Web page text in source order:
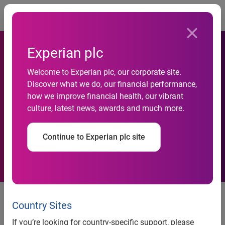
Experian plc
Welcome to Experian plc, our corporate site.
Discover what we do, our financial performance,
how we improve financial health, our vibrant
culture, latest news, awards and much more.
Continue to Experian plc site
Country Sites
If you’re looking for country-specific support, please
Los Centros Comerciales,
También De Vacaciones
Los Centros Comerciales,
También De Vacaciones